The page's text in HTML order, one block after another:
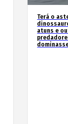
Terá o
atuns e